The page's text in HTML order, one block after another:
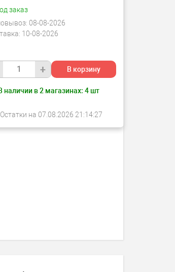
заказ
08-08-2026
10-08-2026
+ В корзину
наличии в2 магазинах: 4 шт
Остатки на 07.08.2026 21:14:27